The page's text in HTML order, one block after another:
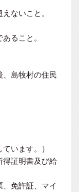
ないこと。
ること。
、島牧村の住民
います。）
得証明書及び給
免許証、マイ